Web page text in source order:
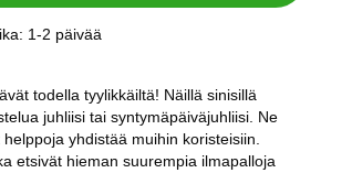
1-2 päivää
todella tyylikkäiltä! Näillä sinisillä
juhliisi tai syntymäpäiväjuhliisi. Ne
yhdistää muihin koristeisiin.
etsivät hieman suurempia ilmapalloja